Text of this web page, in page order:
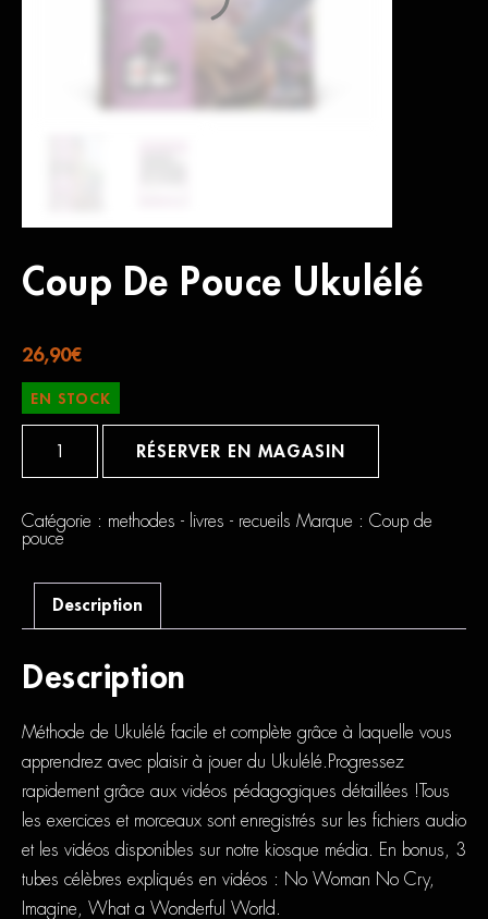
Coup De Pouce Ukulélé
26,90€
EN STOCK
Ukulélé
RÉSERVER EN MAGASIN
Catégorie : methodes - livres - recueils Marque : Coup de
pouce
Description
Description
Méthode de Ukulélé facile et complète grâce à laquelle vous
apprendrez avec plaisir à jouer du Ukulélé.Progressez
rapidement grâce aux vidéos pédagogiques détaillées !Tous
les exercices et morceaux sont enregistrés sur les fichiers audio
et les vidéos disponibles sur notre kiosque média. En bonus, 3
tubes célèbres expliqués en vidéos : No Woman No Cry,
Imagine, What a Wonderful World.